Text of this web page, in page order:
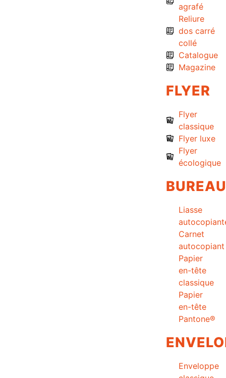
agrafé
Reliure
dos carré
collé
Catalogue
Magazine
FLYER
Flyer
classique
Flyer luxe
Flyer
écologique
BUREAU
Liasse
Carnet
autocopiant
Papier
en-tête
classique
Papier
en-tête
Pantone®
Enveloppe